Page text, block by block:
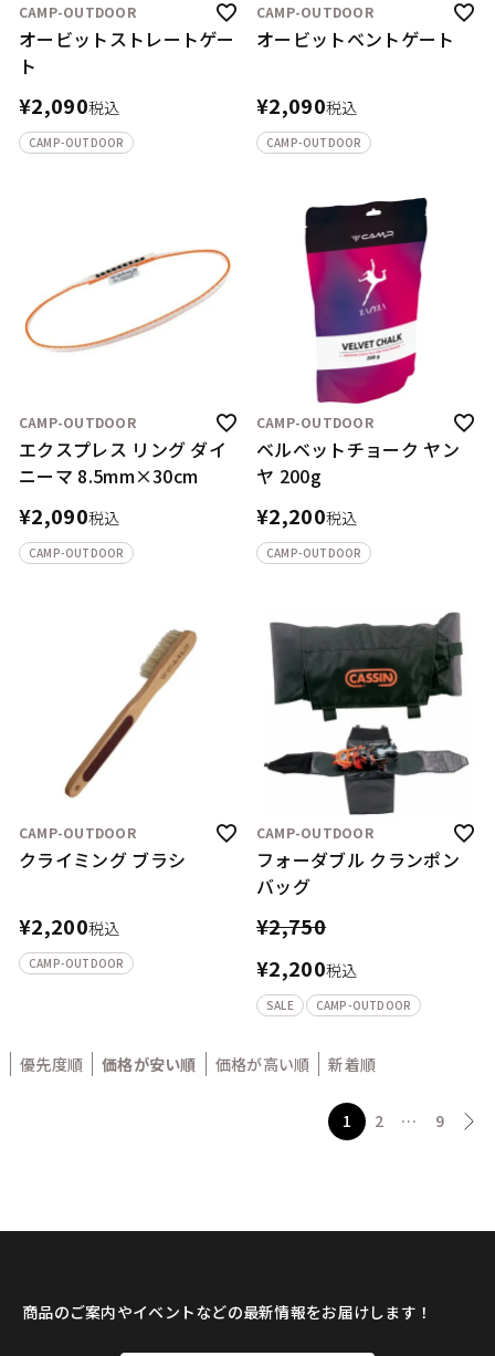
CAMP-OUTDOOR
オービットストレートゲー
ト
¥2,090税込
CAMP-OUTDOOR
CAMP-OUTDOOR
オービットベントゲート
¥2,090税込
CAMP-OUTDOOR
CAMP-OUTDOOR
エクスプレス リング ダイ
ニーマ 8.5mm×30cm
¥2,090税込
CAMP-OUTDOOR
CAMP-OUTDOOR
ベルベットチョーク ヤン
ヤ 200g
¥2,200税込
CAMP-OUTDOOR
CAMP-OUTDOOR
クライミング ブラシ
¥2,200税込
CAMP-OUTDOOR
CAMP-OUTDOOR
フォーダブル クランポン
バッグ
¥2,750
¥2,200税込
SALE CAMP-OUTDOOR
優先度順 価格が安い順 価格が高い順 新着順
1 2 … 9
商品のご案内やイベントなどの最新情報をお届けします！